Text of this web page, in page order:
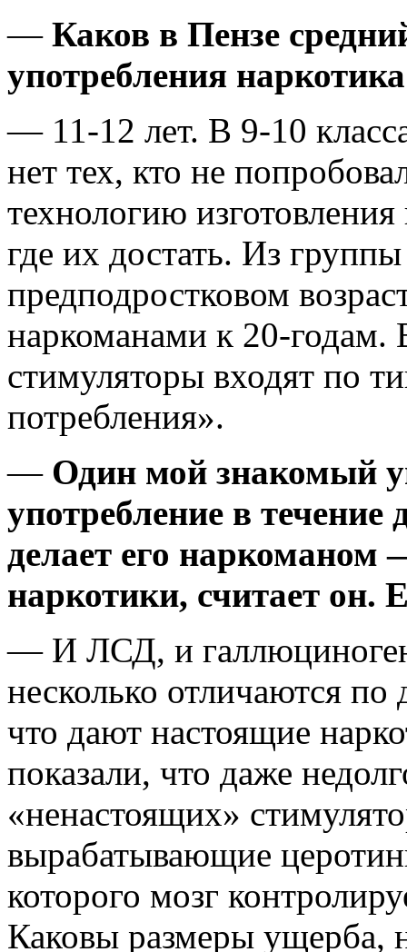
—Каков в Пензе
употребления
— 11-12 лет. В 9-10
нет тех, кто не
технологию
где их достать. Из
предподростковом
наркоманами к 20-
стимуляторы входят по
потребления».
—Один мой знакомый
употребление в течение
делает его наркоманом
наркотики, считает он.
— И ЛСД, и
несколько отличаются по
что дают настоящие
показали, что даже
«ненастоящих»
вырабатывающие
которого мозг
Каковы размеры ущерба,